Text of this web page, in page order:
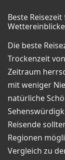
Beste
Wettereinblicke
Die beste
Trockenzeit
Zeitraum
mit weniger
natürliche
Reisende
Regionen
Vergleich zu